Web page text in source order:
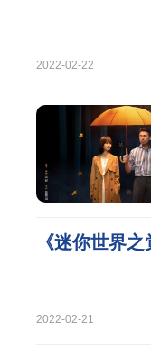
2022-02-22
《迷你世界
2022-02-21